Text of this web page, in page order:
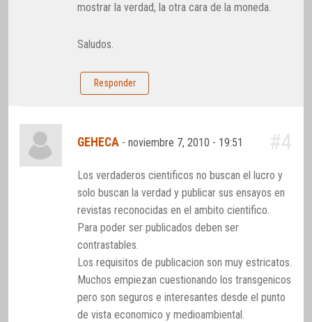
mostrar la verdad, la otra cara de la moneda.
Saludos.
Responder
GEHECA -noviembre 7, 2010 - 19:51 #4
Los verdaderos cientificos no buscan el lucro y
solo buscan la verdad y publicar sus ensayos en
revistas reconocidas en el ambito cientifico.
Para poder ser publicados deben ser
contrastables.
Los requisitos de publicacion son muy estricatos.
Muchos empiezan cuestionando los transgenicos
pero son seguros e interesantes desde el punto
de vista economico y medioambiental.